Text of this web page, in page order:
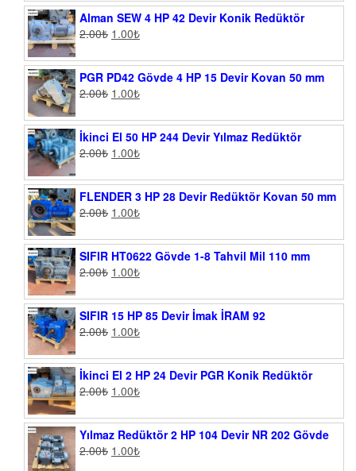
Alman SEW 4 HP 42 Devir Konik Redüktör
2.00₺ 1.00₺
PGR PD42 Gövde 4 HP 15 Devir Kovan 50 mm
2.00₺ 1.00₺
İkinci El 50 HP 244 Devir Yılmaz Redüktör
2.00₺ 1.00₺
FLENDER 3 HP 28 Devir Redüktör Kovan 50 mm
2.00₺ 1.00₺
SIFIR HT0622 Gövde 1-8 Tahvil Mil 110 mm
2.00₺ 1.00₺
SIFIR 15 HP 85 Devir İmak İRAM 92
2.00₺ 1.00₺
İkinci El 2 HP 24 Devir PGR Konik Redüktör
2.00₺ 1.00₺
Yılmaz Redüktör 2 HP 104 Devir NR 202 Gövde
2.00₺ 1.00₺